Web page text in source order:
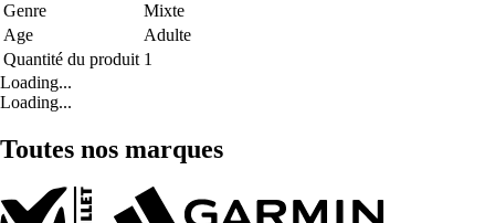
Genre
Mixte
Age
Adulte
Quantité du produit 1
Loading...
Loading...
Toutes nos marques